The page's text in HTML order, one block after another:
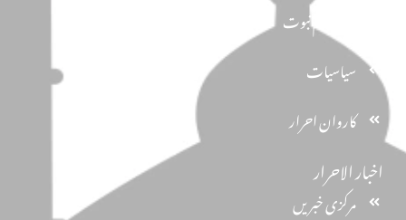
اخبار الاحرار
مرکزی خبریں
تحفظ ختم نبوت
سیاسیات
کاروان احرار